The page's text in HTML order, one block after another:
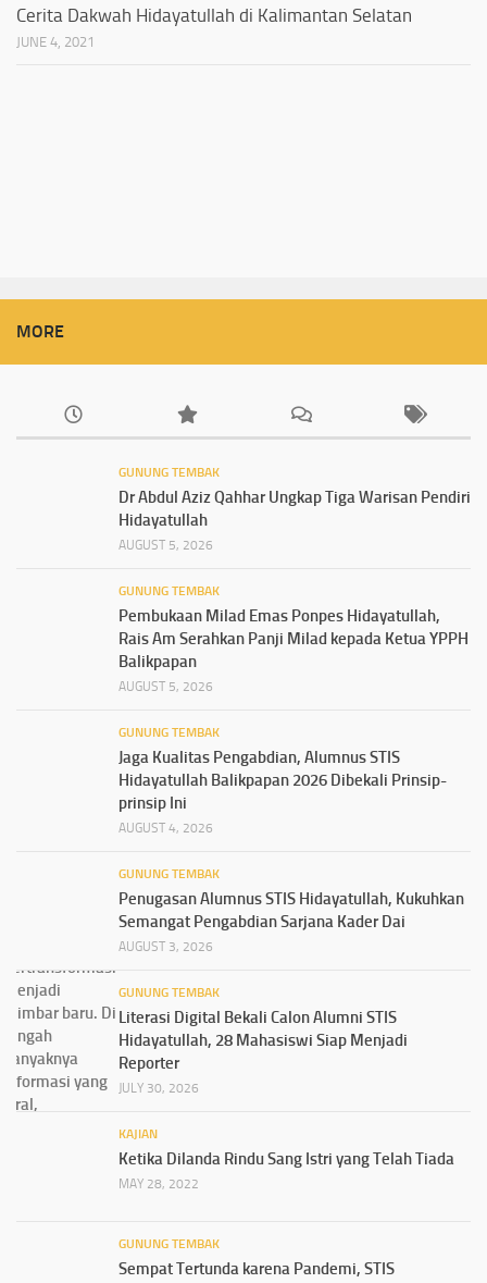
Cerita Dakwah Hidayatullah di Kalimantan Selatan
JUNE 4, 2021
MORE
GUNUNG TEMBAK
Dr Abdul Aziz Qahhar Ungkap Tiga Warisan Pendiri
Hidayatullah
AUGUST 5, 2026
GUNUNG TEMBAK
Pembukaan Milad Emas Ponpes Hidayatullah,
Rais Am Serahkan Panji Milad kepada Ketua YPPH
Balikpapan
AUGUST 5, 2026
GUNUNG TEMBAK
Jaga Kualitas Pengabdian, Alumnus STIS
Hidayatullah Balikpapan 2026 Dibekali Prinsip-
prinsip Ini
AUGUST 4, 2026
GUNUNG TEMBAK
Penugasan Alumnus STIS Hidayatullah, Kukuhkan
Semangat Pengabdian Sarjana Kader Dai
AUGUST 3, 2026
GUNUNG TEMBAK
Literasi Digital Bekali Calon Alumni STIS
Hidayatullah, 28 Mahasiswi Siap Menjadi
Reporter
JULY 30, 2026
KAJIAN
Ketika Dilanda Rindu Sang Istri yang Telah Tiada
MAY 28, 2022
GUNUNG TEMBAK
Sempat Tertunda karena Pandemi, STIS